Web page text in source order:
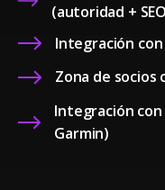
(autoridad +
Integración
Zona de socios
Integración
Garmin)